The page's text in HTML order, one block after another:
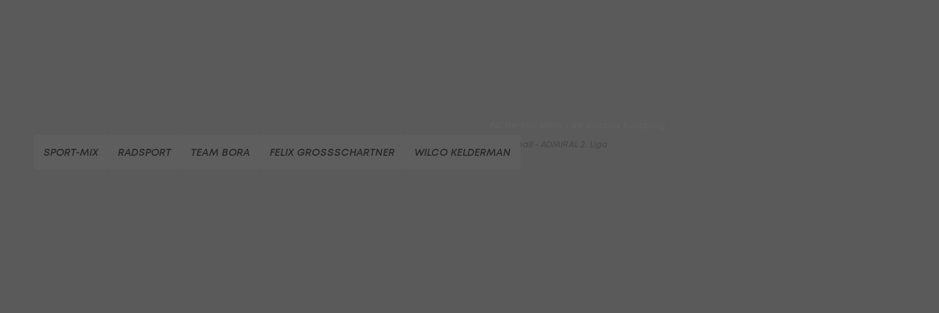
SPORT-MIX RADSPORT TEAM BORA FELIX GROSSSCHARTNER WILCO KELDERMAN